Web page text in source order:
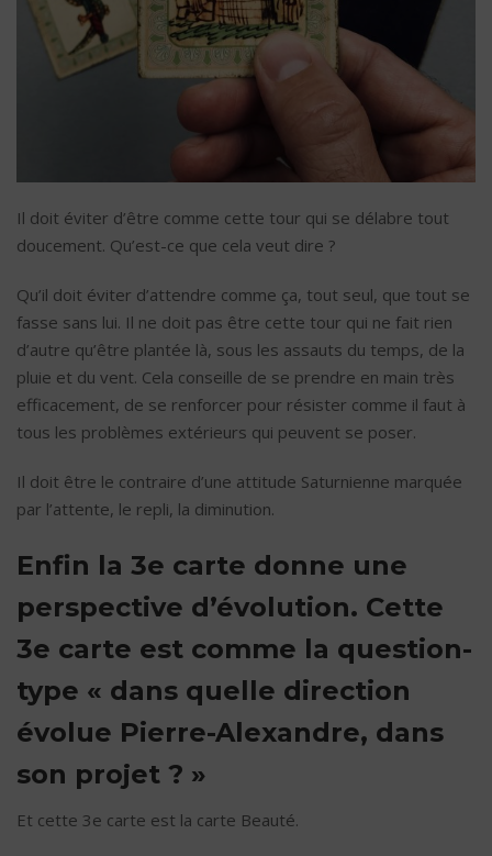
Il doit éviter d’être comme cette tour qui se délabre tout
doucement. Qu’est-ce que cela veut dire ?
Qu’il doit éviter d’attendre comme ça, tout seul, que tout se
fasse sans lui. Il ne doit pas être cette tour qui ne fait rien
d’autre qu’être plantée là, sous les assauts du temps, de la
pluie et du vent. Cela conseille de se prendre en main très
efficacement, de se renforcer pour résister comme il faut à
tous les problèmes extérieurs qui peuvent se poser.
Il doit être le contraire d’une attitude Saturnienne marquée
par l’attente, le repli, la diminution.
Enfin la 3e carte donne une
perspective d’évolution. Cette
3e carte est comme la question-
type « dans quelle direction
évolue Pierre-Alexandre, dans
son projet ? »
Et cette 3e carte est la carte Beauté.